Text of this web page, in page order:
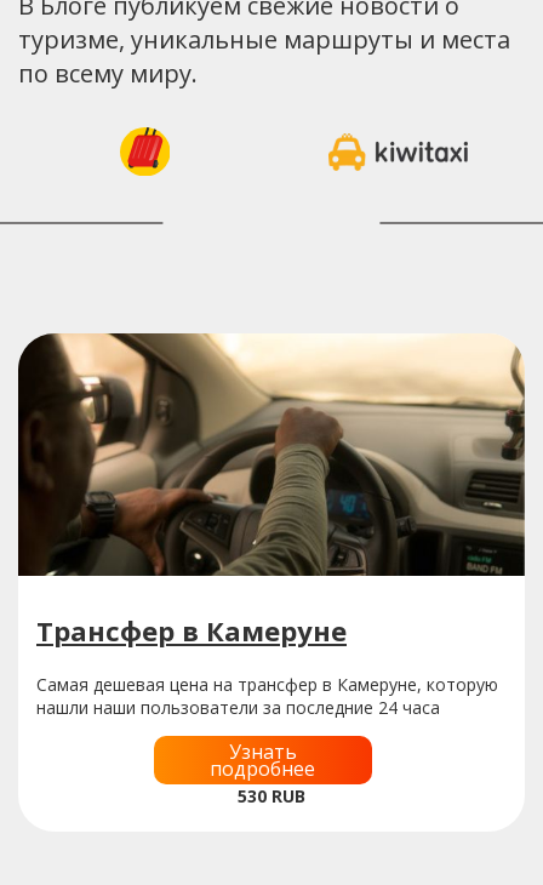
туризме, уникальные маршруты и места
по всему миру.
Трансфер в Камеруне
Самая дешевая цена на трансфер в Камеруне, которую
нашли наши пользователи за последние 24 часа
Узнать
подробнее
530 RUB